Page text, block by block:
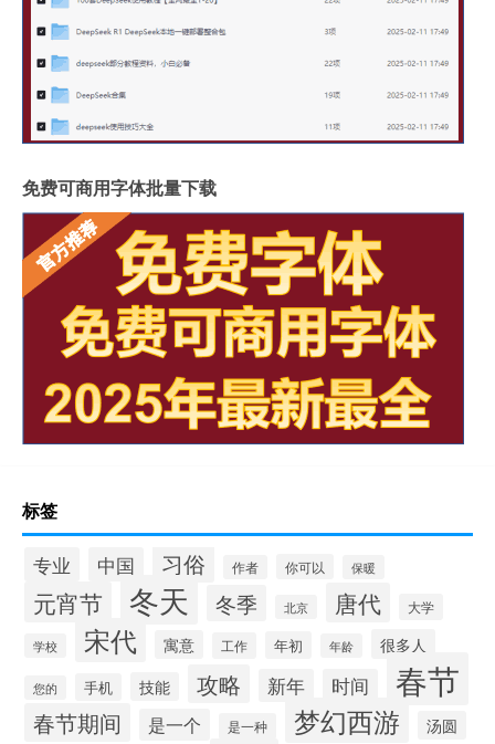
免费可商用字体批量下载
标签
专业 中国 习俗 作者 你可以 保暖
元宵节 冬天 冬季 北京 唐代 大学
学校 宋代 寓意 工作 年初 年龄 很多人
您的 手机 技能 攻略 新年 时间 春节
春节期间 是一个 是一种 梦幻西游 汤圆